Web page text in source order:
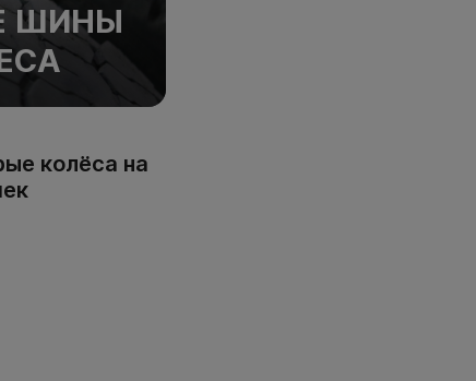
ШИНЫ
колёса на